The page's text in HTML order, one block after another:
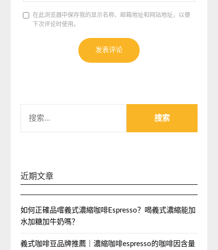
在此浏览器中保存我的显示名称、邮箱地址和网站地址，以便
下次评论时使用。
索：
近期文章
如何正確品嚐義式濃縮咖啡Espresso？喝義式濃縮能加
水加糖加牛奶嗎？
義式咖啡豆品牌推薦｜濃縮咖啡espresso的咖啡因含量